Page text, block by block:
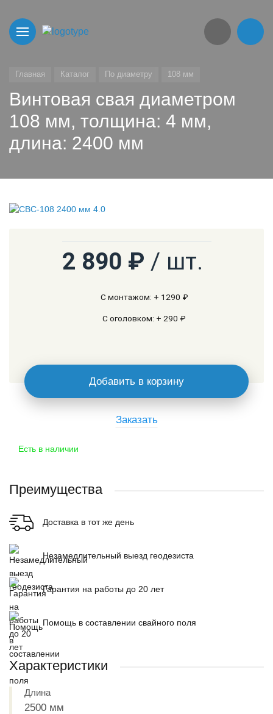
Главная Каталог По диаметру 108 мм
Винтовая свая диаметром
108 мм, толщина: 4 мм,
длина: 2400 мм
Есть в наличии
2 890 ₽ / шт.
С монтажом: + 1290 ₽
С оголовком: + 290 ₽
Добавить в корзину
Заказать
Преимущества
Доставка в тот же день
Незамедлительный выезд геодезиста
Гарантия на работы до 20 лет
Помощь в составлении свайного поля
Характеристики
Длина
2500 мм